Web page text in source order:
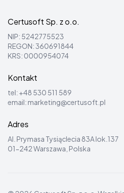
Certusoft Sp. z o.o.
NIP: 5242775523
REGON: 360691844
KRS: 0000954074
Kontakt
tel: +48 530 511 589
email: marketing@certusoft.pl
Adres
Al. Prymasa Tysiąclecia 83A lok.137
01-242 Warszawa, Polska